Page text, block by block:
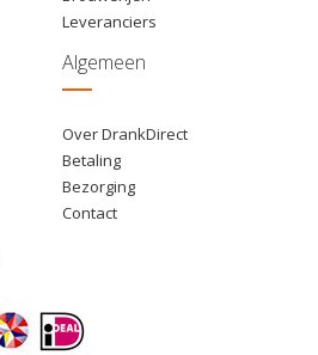
Leveranciers
Algemeen
Over DrankDirect
Betaling
Bezorging
Contact